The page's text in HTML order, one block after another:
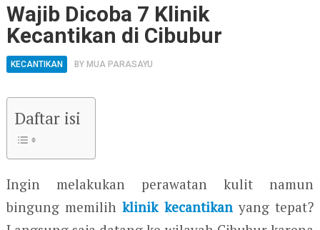
Wajib Dicoba 7 Klinik
Kecantikan di Cibubur
KECANTIKAN BY MUA PARASAYU
Daftar isi
Ingin melakukan perawatan kulit namun
bingung memilihklinik kecantikanyang tepat?